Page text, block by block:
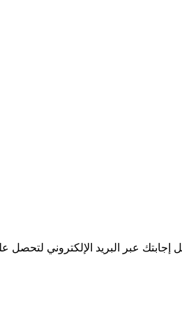
إجابتك عبر البريد الإلكتروني